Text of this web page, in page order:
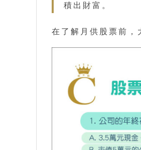
積出財富。
在了解月供股票前，